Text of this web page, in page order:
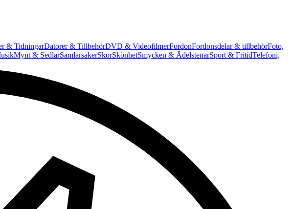
& TidningarDatorer & TillbehörDVD & VideofilmerFordonFordonsdelar & tillbehörFoto,
Mynt & SedlarSamlarsakerSkorSkönhetSmycken & ÄdelstenarSport & FritidTelefoni,